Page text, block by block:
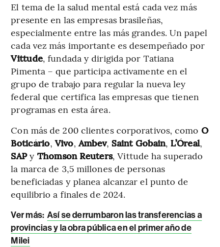
El tema de la salud mental está cada vez más
presente en las empresas brasileñas,
especialmente entre las más grandes. Un papel
cada vez más importante es desempeñado por
Vittude, fundada y dirigida por Tatiana
Pimenta – que participa activamente en el
grupo de trabajo para regular la nueva ley
federal que certifica las empresas que tienen
programas en esta área.
Con más de 200 clientes corporativos, como O
Boticário,Vivo,Ambev, Saint Gobain, L’Óreal,
SAPy Thomson Reuters, Vittude ha superado
la marca de 3,5 millones de personas
beneficiadas y planea alcanzar el punto de
equilibrio a finales de 2024.
Ver más: Así se derrumbaron las transferencias a
provincias y la obra pública en el primer año de
Milei